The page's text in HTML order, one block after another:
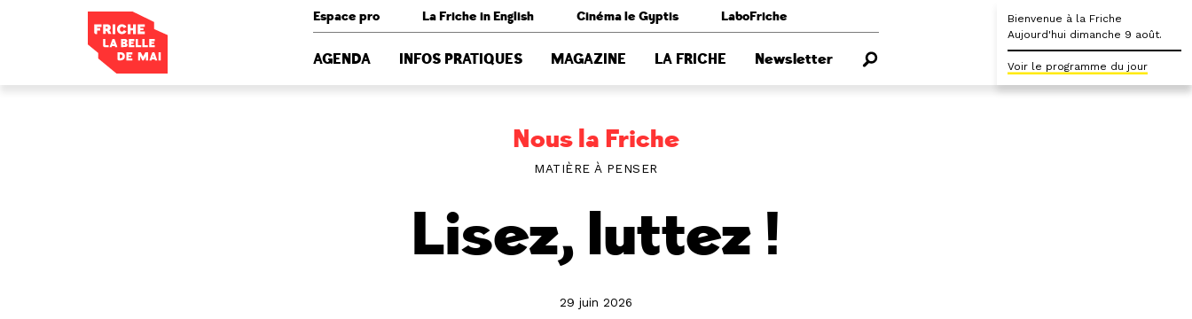
Espace pro La Friche in English Cinéma le Gyptis LaboFriche
AGENDA INFOS PRATIQUES MAGAZINE LA FRICHE Newsletter
Bienvenue à la Friche
Aujourd'hui dimanche 9 août.
Voir le programme du jour
Nous la Friche
MATIÈRE À PENSER
Lisez, luttez !
29 juin 2026
Panneau de gestion des cookies